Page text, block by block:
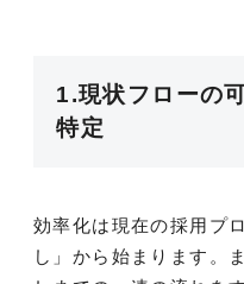
1.現状フローの
特定
効率化は現在の採用プ
し」から始まります。